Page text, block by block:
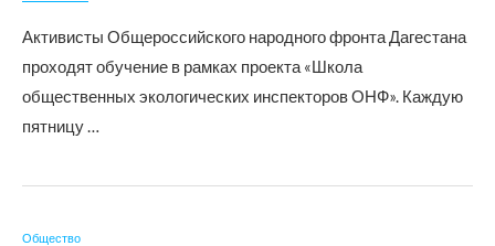
Активисты Общероссийского народного фронта Дагестана
проходят обучение в рамках проекта «Школа
общественных экологических инспекторов ОНФ». Каждую
пятницу …
Общество